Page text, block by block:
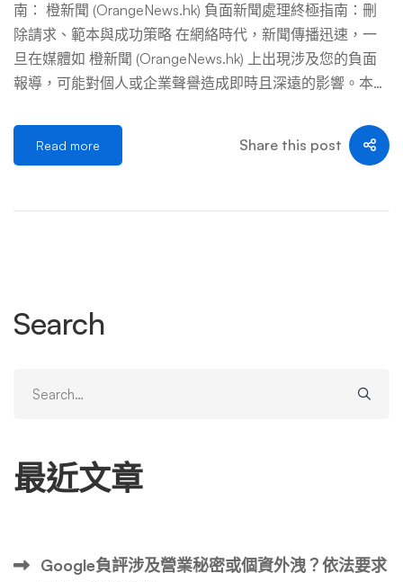
南： 橙新聞 (OrangeNews.hk) 負面新聞處理終極指南：刪
除請求、範本與成功策略 在網絡時代，新聞傳播迅速，一
旦在媒體如 橙新聞 (OrangeNews.hk) 上出現涉及您的負面
報導，可能對個人或企業聲譽造成即時且深遠的影響。本指
式、請求刪除的範本、潛在的成功案例以及重要的注意事
項。 核心原則： 一、聯絡橙新聞 (OrangeNews.hk) 的方式
名/公司全稱] ([您的身份，例如：報導中提及的當事人/受影
報導提出正式投訴及要求。 該報導涉及本人/本公司之內容
實完全不符。實際情況為 [簡述真實情況，可附加證據如文
件、時間表、證人等說明]）。 2. [具體指出錯誤點2]： (例
描述並非事實。 [可提供原話記錄、錄音或聲明]）。 3. [具
Read more Share this post
Search
for:
最近文章
Google負評涉及營業秘密或個資外洩？依法要求